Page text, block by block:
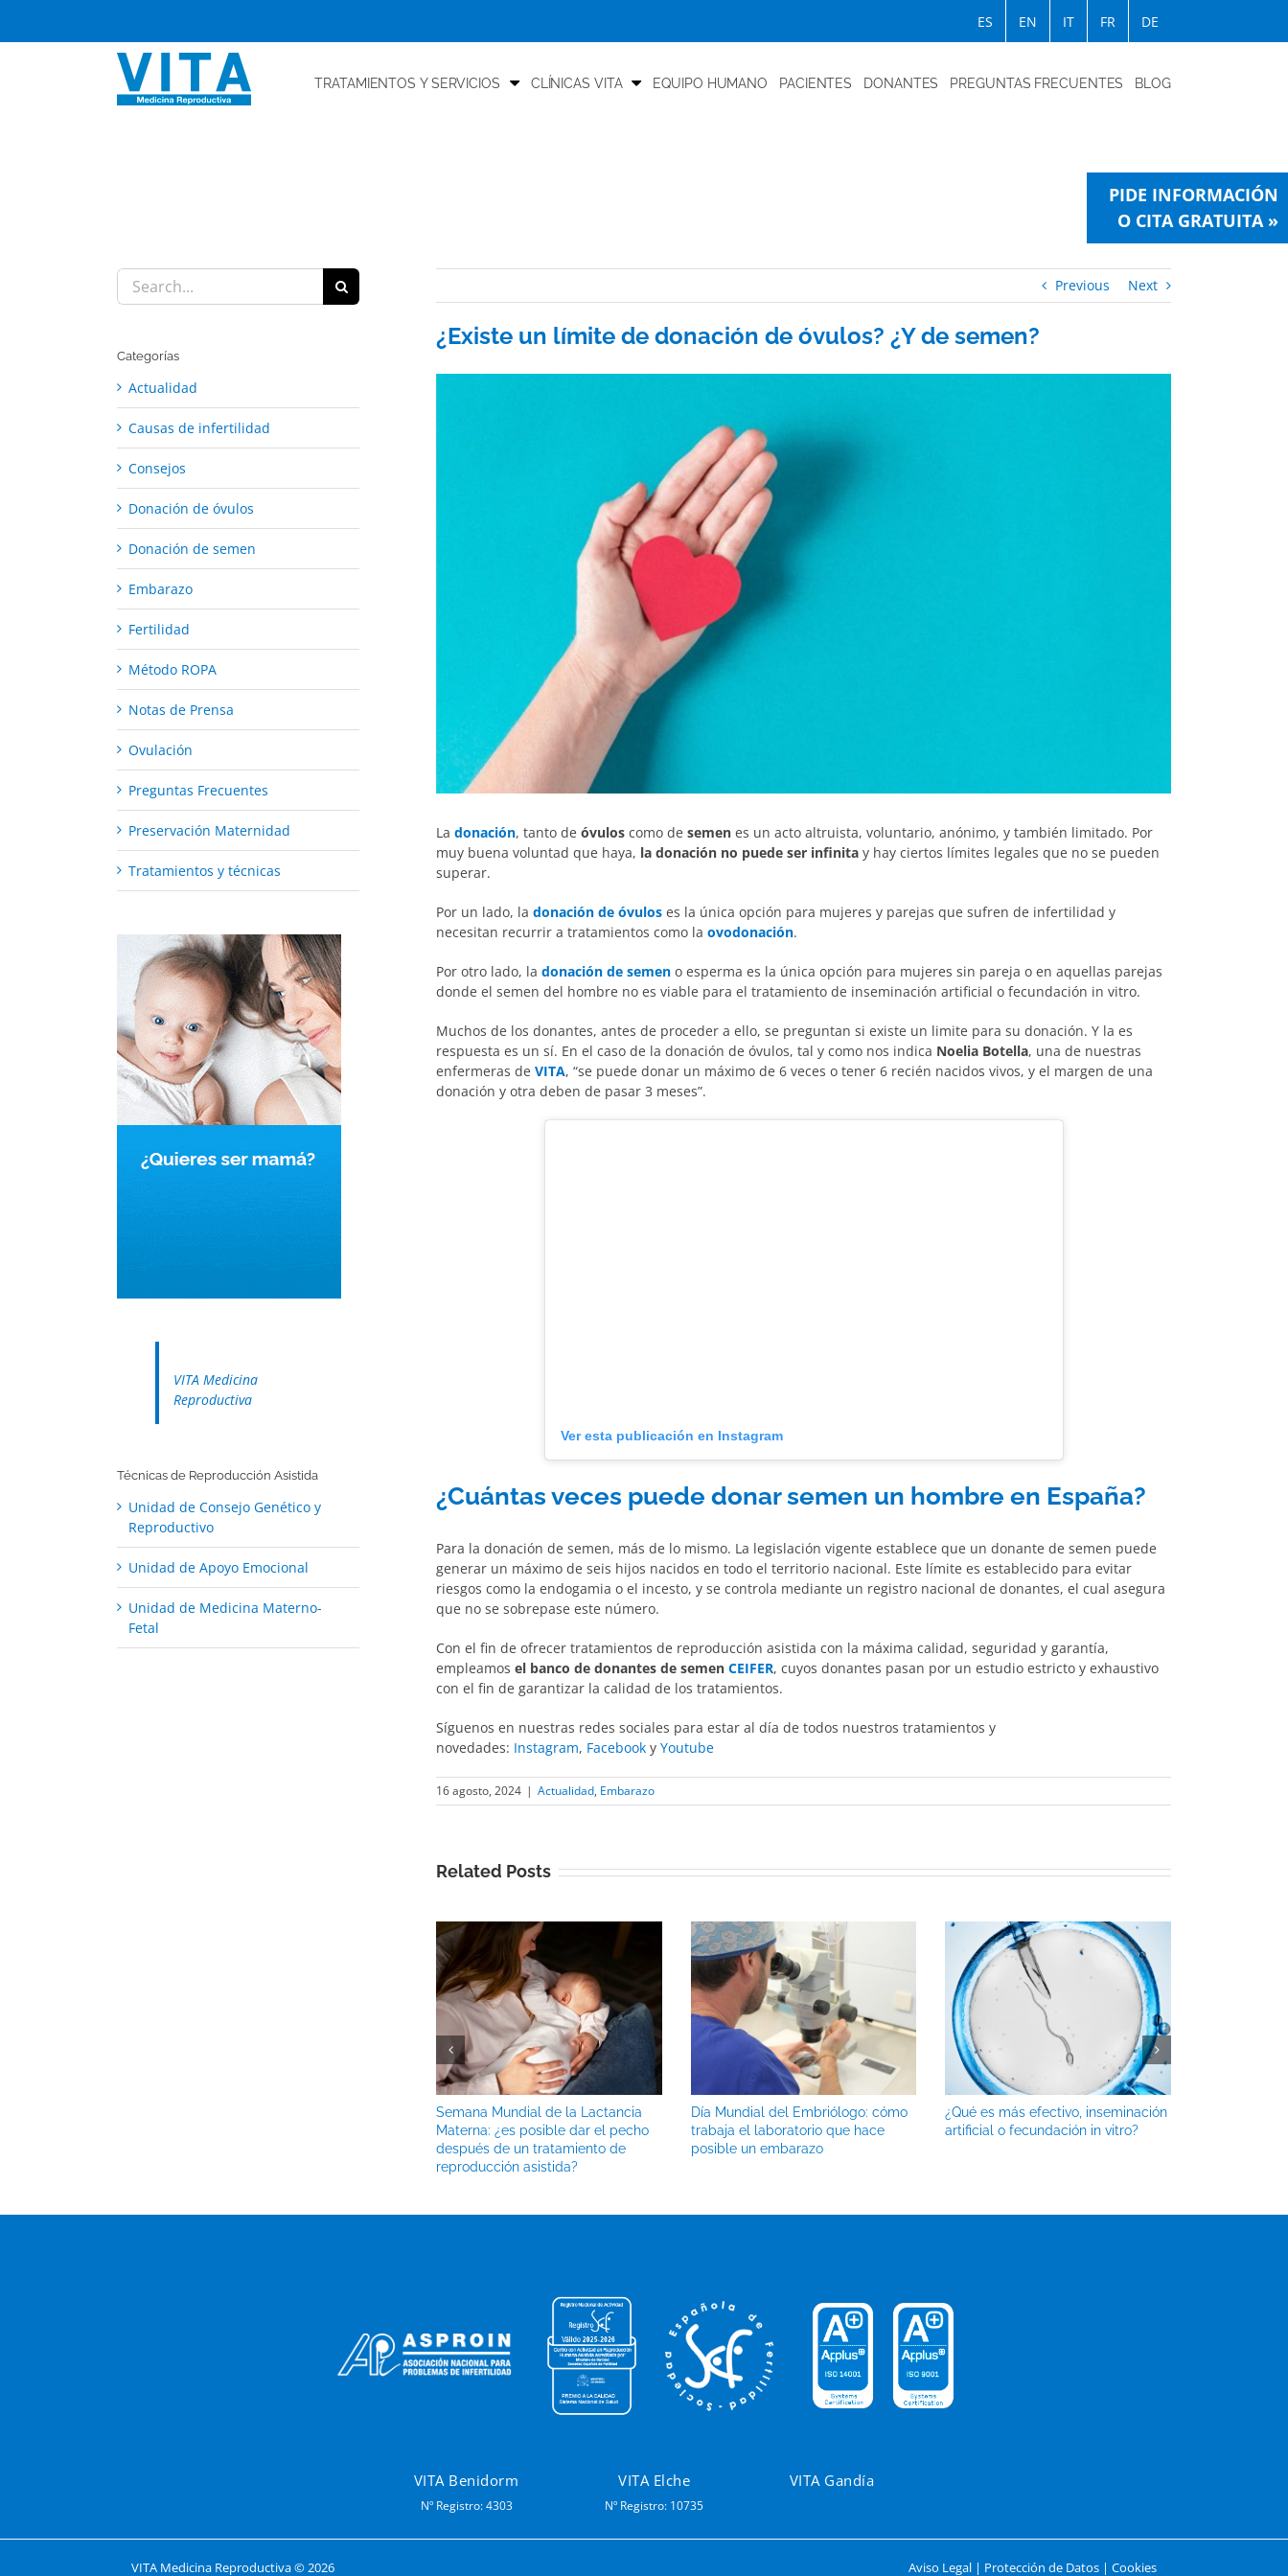
ES EN IT FR DE
TRATAMIENTOS Y SERVICIOS CLÍNICAS VITA EQUIPO HUMANO PACIENTES DONANTES PREGUNTAS FRECUENTES BLOG
PIDE INFORMACIÓN
O CITA GRATUITA »
Previous Next
¿Existe un límite de donación de óvulos? ¿Y de semen?
La donación, tanto de óvulos como de semen es un acto altruista, voluntario, anónimo, y también limitado. Por
muy buena voluntad que haya, la donación no puede ser infinita y hay ciertos límites legales que no se pueden
superar.
Por un lado, la donación de óvulos es la única opción para mujeres y parejas que sufren de infertilidad y
necesitan recurrir a tratamientos como la ovodonación.
Por otro lado, la donación de semen o esperma es la única opción para mujeres sin pareja o en aquellas parejas
donde el semen del hombre no es viable para el tratamiento de inseminación artificial o fecundación in vitro.
Muchos de los donantes, antes de proceder a ello, se preguntan si existe un limite para su donación. Y la es
respuesta es un sí. En el caso de la donación de óvulos, tal y como nos indica Noelia Botella, una de nuestras
enfermeras de VITA, “se puede donar un máximo de 6 veces o tener 6 recién nacidos vivos, y el margen de una
donación y otra deben de pasar 3 meses”.
Ver esta publicación en Instagram
¿Cuántas veces puede donar semen un hombre en España?
Para la donación de semen, más de lo mismo. La legislación vigente establece que un donante de semen puede
generar un máximo de seis hijos nacidos en todo el territorio nacional. Este límite es establecido para evitar
riesgos como la endogamia o el incesto, y se controla mediante un registro nacional de donantes, el cual asegura
que no se sobrepase este número.
Con el fin de ofrecer tratamientos de reproducción asistida con la máxima calidad, seguridad y garantía,
empleamos el banco de donantes de semen CEIFER, cuyos donantes pasan por un estudio estricto y exhaustivo
con el fin de garantizar la calidad de los tratamientos.
Síguenos en nuestras redes sociales para estar al día de todos nuestros tratamientos y
novedades: Instagram, Facebook y Youtube
16 agosto, 2024 | Actualidad, Embarazo
Related Posts
Semana Mundial de la Lactancia
Materna: ¿es posible dar el pecho
después de un tratamiento de
reproducción asistida?
Día Mundial del Embriólogo: cómo
trabaja el laboratorio que hace
posible un embarazo
¿Qué es más efectivo, inseminación
artificial o fecundación in vitro?
Search
for:
Categorías
Actualidad
Causas de infertilidad
Consejos
Donación de óvulos
Donación de semen
Embarazo
Fertilidad
Método ROPA
Notas de Prensa
Ovulación
Preguntas Frecuentes
Preservación Maternidad
Tratamientos y técnicas
VITA Medicina
Reproductiva
Técnicas de Reproducción Asistida
Unidad de Consejo Genético y
Reproductivo
Unidad de Apoyo Emocional
Unidad de Medicina Materno-
Fetal
VITA Benidorm
Nº Registro: 4303
VITA Elche
Nº Registro: 10735
VITA Gandía
VITA Medicina Reproductiva ©2026 Aviso Legal | Protección de Datos | Cookies